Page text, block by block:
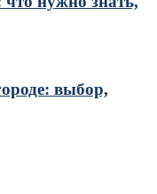
выбор,